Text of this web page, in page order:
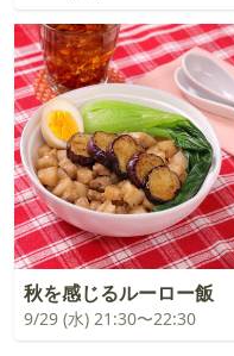
秋を感じるルーロー飯
9/29 (水) 21:30〜22:30